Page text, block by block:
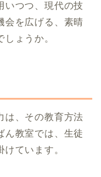
いつつ、現代の技
会を広げる、素晴
ょうか。
は、その教育方法
ん教室では、生徒
ています。